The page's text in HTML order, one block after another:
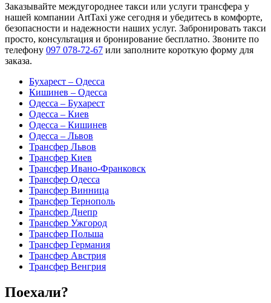
Заказывайте междугороднее такси или услуги трансфера у
нашей компании ArtTaxi уже сегодня и убедитесь в комфорте,
безопасности и надежности наших услуг. Забронировать такси
просто, консультация и бронирование бесплатно. Звоните по
телефону 097 078-72-67 или заполните короткую форму для
заказа.
Бухарест – Одесса
Кишинев – Одесса
Одесса – Бухарест
Одесса – Киев
Одесса – Кишинев
Одесса – Львов
Трансфер Львов
Трансфер Киев
Трансфер Ивано-Франковск
Трансфер Одесса
Трансфер Винница
Трансфер Тернополь
Трансфер Днепр
Трансфер Ужгород
Трансфер Польша
Трансфер Германия
Трансфер Австрия
Трансфер Венгрия
Поехали?